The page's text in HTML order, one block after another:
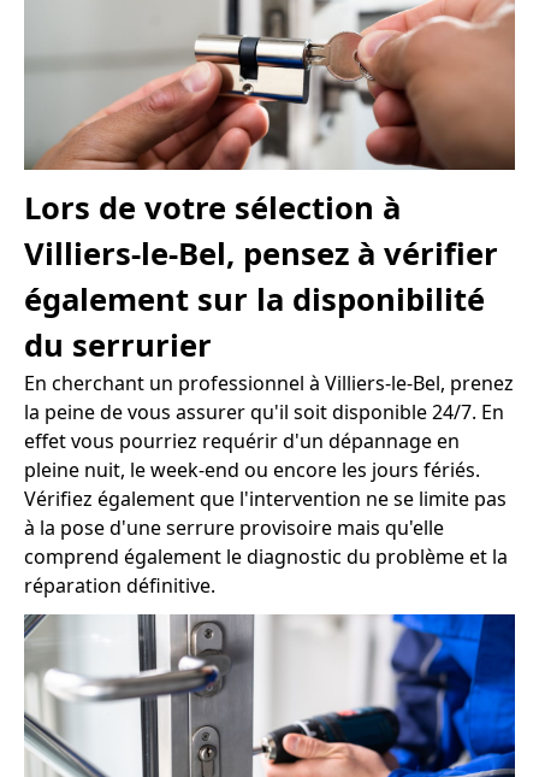
Lors de votre sélection à
Villiers-le-Bel, pensez à vérifier
également sur la disponibilité
du serrurier
En cherchant un professionnel à Villiers-le-Bel, prenez
la peine de vous assurer qu'il soit disponible 24/7. En
effet vous pourriez requérir d'un dépannage en
pleine nuit, le week-end ou encore les jours fériés.
Vérifiez également que l'intervention ne se limite pas
à la pose d'une serrure provisoire mais qu'elle
comprend également le diagnostic du problème et la
réparation définitive.